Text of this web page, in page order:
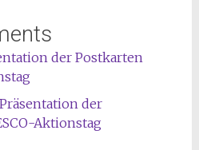
der Postkarten
Präsentation der
Aktionstag